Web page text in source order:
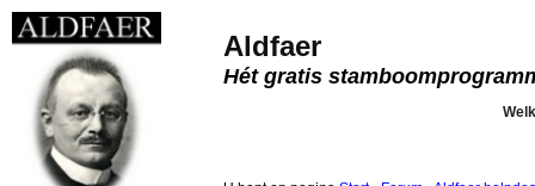
Aldfaer
Hét gratis